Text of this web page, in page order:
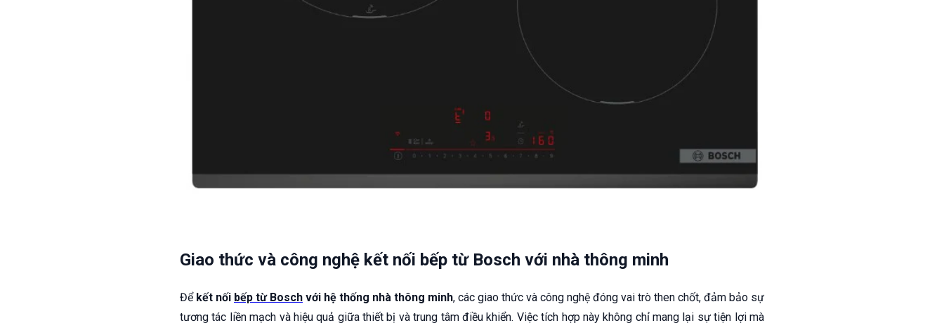
Giao thức và công nghệ kết nối bếp từ Bosch với nhà thông minh
Để kết nối bếp từ Bosch với hệ thống nhà thông minh, các giao thức và công nghệ đóng vai trò then chốt, đảm bảo sự
tương tác liền mạch và hiệu quả giữa thiết bị và trung tâm điều khiển. Việc tích hợp này không chỉ mang lại sự tiện lợi mà